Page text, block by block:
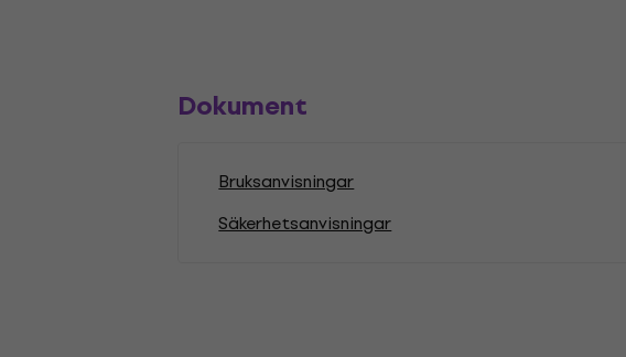
Dokument
Bruksanvisningar
Säkerhetsanvisningar